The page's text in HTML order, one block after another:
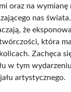
oraz na wymianę
nas
że
która
Zachęca
w tym
artystycznego.